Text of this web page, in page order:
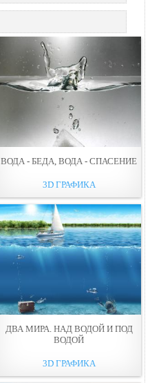
ВОДА - БЕДА, ВОДА - СПАСЕНИЕ
3D ГРАФИКА
ДВА МИРА. НАД ВОДОЙ И ПОД
ВОДОЙ
3D ГРАФИКА